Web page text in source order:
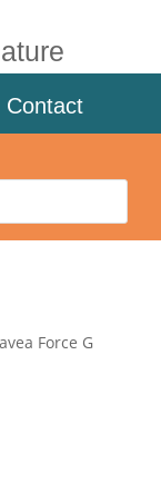
Contact
Force G